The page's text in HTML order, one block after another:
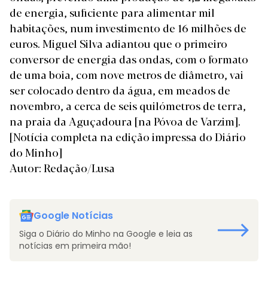
de energia, suficiente para alimentar mil
habitações, num investimento de 16 milhões de
euros. Miguel Silva adiantou que o primeiro
conversor de energia das ondas, com o formato
de uma boia, com nove metros de diâmetro, vai
ser colocado dentro da água, em meados de
novembro, a cerca de seis quilómetros de terra,
na praia da Aguçadoura [na Póvoa de Varzim].
[Notícia completa na edição impressa do Diário
do Minho]
Autor: Redação/Lusa
Google Notícias
Siga o Diário do Minho na Google e leia as
notícias em primeira mão!